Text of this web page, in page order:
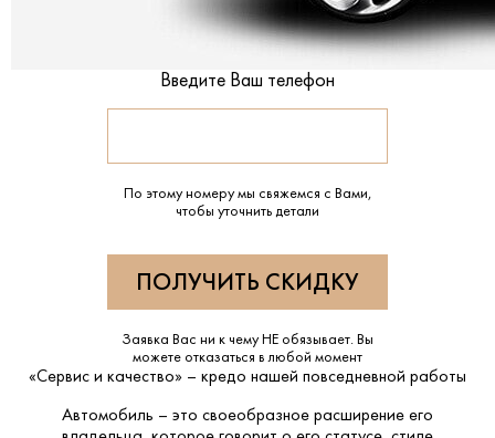
Введите Ваш телефон
По этому номеру мы свяжемся с Вами,
чтобы уточнить детали
Заявка Вас ни к чему НЕ обязывает. Вы
можете отказаться в любой момент
«Сервис и качество» – кредо нашей повседневной работы
Автомобиль – это своеобразное расширение его